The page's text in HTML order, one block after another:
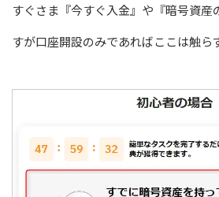
すぐさま『今すぐ入金』や『暗号資産
すが口座開設のみであればここは触ら